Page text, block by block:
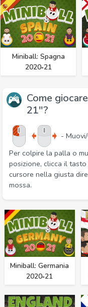
Miniball: Spagna
2020‑21
Come
21"?
-
Per colpire la palla o
posizione, clicca il
cursore nella giusta
mossa.
Miniball: Germania
2020‑21